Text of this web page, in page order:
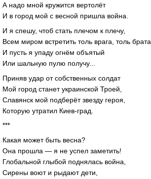
А надо мной кружится вертолёт
И в город мой с весной пришла война.
И я спешу, чтоб стать плечом к плечу,
Всем миром встретить толь врага, толь брата.
И пусть я упаду огнём объятый
Или шальную пулю получу...
Приняв удар от собственных солдат
Мой город станет украинской Троей,
Славянск мой подберёт звезду героя,
Которую утратил Киев-град.
***
Какая может быть весна?
Она прошла — я не успел заметить!
Глобальной глыбой поднялась война,
Сирены воют и рыдают дети,